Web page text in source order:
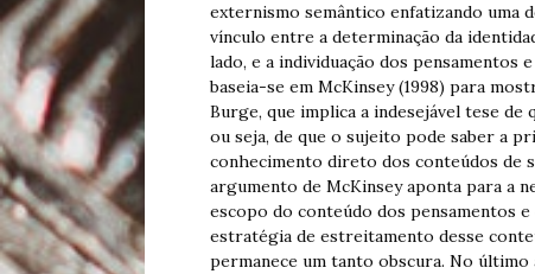
externismo semântico enfatizando uma
vínculo entre a determinação da
lado, e a individuação dos
baseia-se em McKinsey (1998) para
Burge, que implica a indesejável tese
ou seja, de que o sujeito pode saber a
conhecimento direto dos conteúdos de
argumento de McKinsey aponta para a
escopo do conteúdo dos pensamentos
estratégia de estreitamento desse
permanece um tanto obscura. No